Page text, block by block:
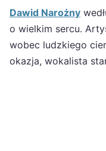
Dawid Narożny
o wielkim sercu.
wobec ludzkiego
okazja, wokalista